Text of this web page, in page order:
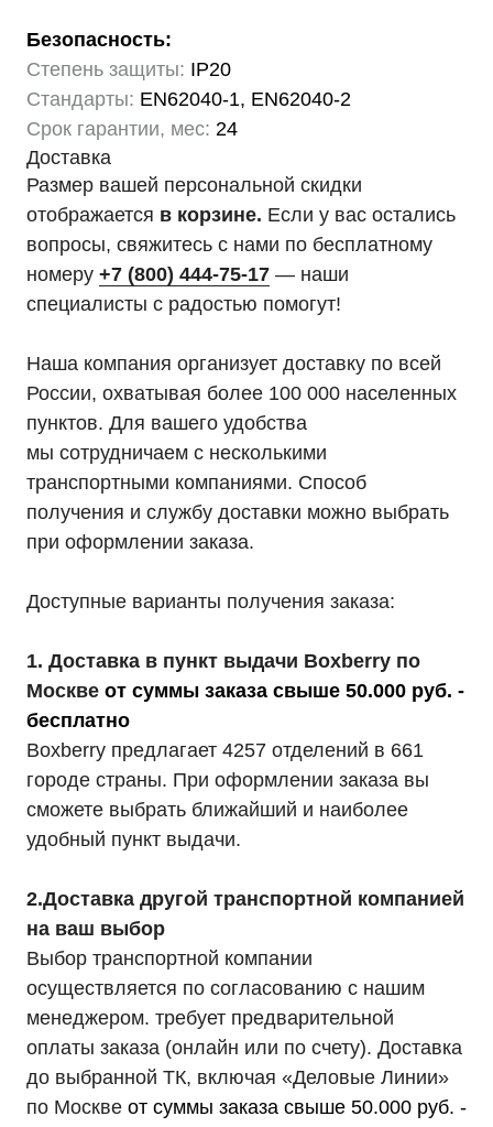
Безопасность:
Степень защиты: IP20
Стандарты: EN62040-1, EN62040-2
Срок гарантии, мес: 24
Доставка
Размер вашей персональной скидки
отображается в корзине. Если у вас остались
вопросы, свяжитесь с нами по бесплатному
номеру +7 (800) 444-75-17 — наши
специалисты с радостью помогут!
Наша компания организует доставку по всей
России, охватывая более 100 000 населенных
пунктов. Для вашего удобства
мы сотрудничаем с несколькими
транспортными компаниями. Способ
получения и службу доставки можно выбрать
при оформлении заказа.
Доступные варианты получения заказа:
1. Доставка в пункт выдачи Boxberry по
Москве от суммы заказа свыше 50.000 руб. -
бесплатно
Boxberry предлагает 4257 отделений в 661
городе страны. При оформлении заказа вы
сможете выбрать ближайший и наиболее
удобный пункт выдачи.
2.Доставка другой транспортной компанией
на ваш выбор
Выбор транспортной компании
осуществляется по согласованию с нашим
менеджером. требует предварительной
оплаты заказа (онлайн или по счету). Доставка
до выбранной ТК, включая «Деловые Линии»
по Москве от суммы заказа свыше 50.000 руб. -